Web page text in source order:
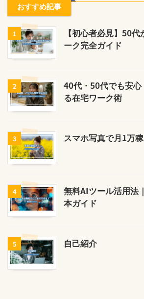
おすすめ記事
1
【初心者必見】50
ーク完全ガイド
2
40代・50代でも安
る在宅ワーク術
3 スマホ写真で月1万
4
無料AIツール活用法
本ガイド
5 自己紹介